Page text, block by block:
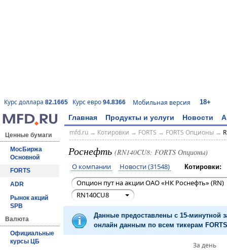
Курс доллара 82.1665 Курс евро 94.8366 Мобильная версия 18+
Главная Продукты и услуги Новости
Ценные бумаги
МосБиржа
Основной
FORTS
ADR
Рынок акций
SPB
Валюта
Официальные
курсы ЦБ
mfd.ru→ Котировки → FORTS → FORTS Опционы→
Роснефть (RN140CU8: FORTS Опционы)
О компании Новости (31548) Котировки:
Опцион пут на акции ОАО «НК Роснефть» (RN)
RN140CU8
Данные предоставлены с 15-минутной
онлайн данным по всем тикерам
За день